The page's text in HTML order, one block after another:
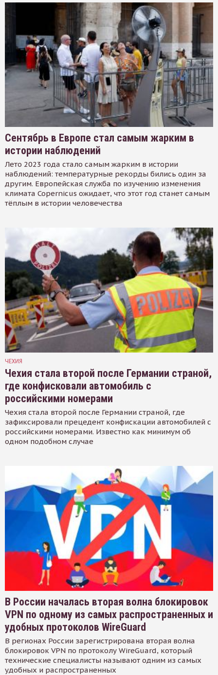
Сентябрь в Европе стал самым жарким в
истории наблюдений
Лето 2023 года стало самым жарким в истории
наблюдений: температурные рекорды бились один за
другим. Европейская служба по изучению изменения
климата Copernicus ожидает, что этот год станет самым
тёплым в истории человечества
ЧЕХИЯ
Чехия стала второй после Германии страной,
где конфисковали автомобиль с
российскими номерами
Чехия стала второй после Германии страной, где
зафиксировали прецедент конфискации автомобилей с
российскими номерами. Известно как минимум об
одном подобном случае
В России началась вторая волна блокировок
VPN по одному из самых распространенных и
удобных протоколов WireGuard
В регионах России зарегистрирована вторая волна
блокировок VPN по протоколу WireGuard, который
технические специалисты называют одним из самых
удобных и распространенных